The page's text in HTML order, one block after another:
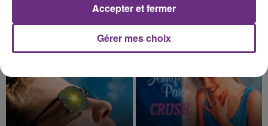
fermer ses portes.
TITRES DIFFUSÉS
Gérer mes choix
Accepter et fermer